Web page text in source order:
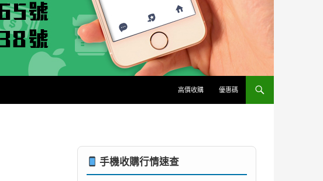
高價收購 優惠碼
手機收購行情速查